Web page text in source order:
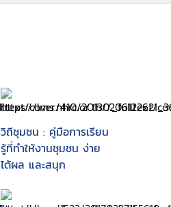
วิถีชุมชน : คู่มือการเรียน
รู้ที่ทำให้งานชุมชน ง่าย
ได้ผล และสนุก